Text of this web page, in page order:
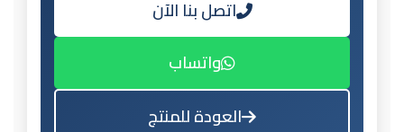
اتصل بنا الآن
واتساب
العودة للمنتج